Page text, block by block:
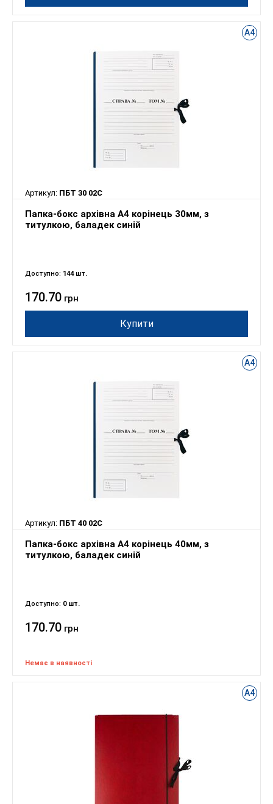
А4
Артикул: ПБТ 30 02С
Папка-бокс архівна А4 корінець 30мм, з
титулкою, баладек синій
170.70 грн
Доступно: 144 шт.
Купити
А4
Артикул: ПБТ 40 02С
Папка-бокс архівна А4 корінець 40мм, з
титулкою, баладек синій
170.70 грн
Доступно: 0 шт.
Немає в наявності
А4